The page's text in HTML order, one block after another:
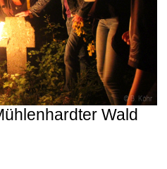
Wald